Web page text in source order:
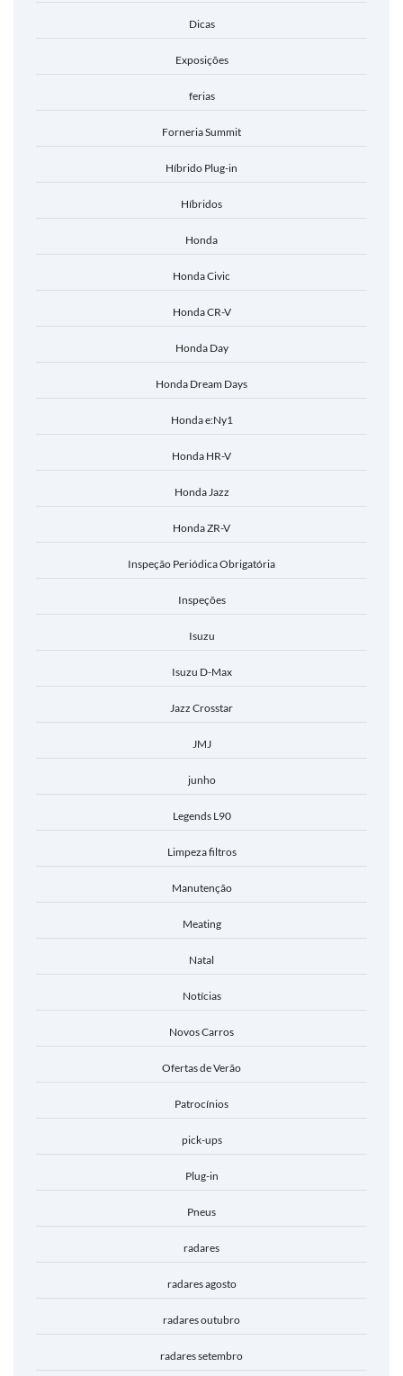
Dicas
Exposições
ferias
Forneria Summit
Híbrido Plug-in
Híbridos
Honda
Honda Civic
Honda CR-V
Honda Day
Honda Dream Days
Honda e:Ny1
Honda HR-V
Honda Jazz
Honda ZR-V
Inspeção Periódica Obrigatória
Inspeções
Isuzu
Isuzu D-Max
Jazz Crosstar
JMJ
junho
Legends L90
Limpeza filtros
Manutenção
Meating
Natal
Notícias
Novos Carros
Ofertas de Verão
Patrocínios
pick-ups
Plug-in
Pneus
radares
radares agosto
radares outubro
radares setembro